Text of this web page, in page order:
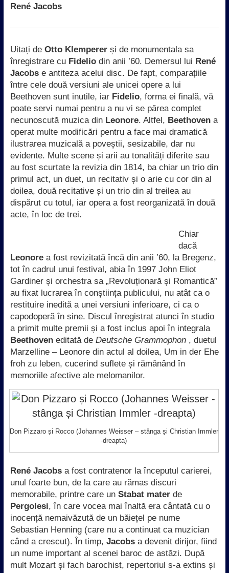
René Jacobs
Uitați deOtto Klempererși de monumentala sa
înregistrare cu Fideliodin anii ’60. Demersul lui René
Jacobse antiteza acelui disc. De fapt, comparațiile
între cele două versiuni ale unicei opere a lui
Beethoven sunt inutile, iar Fidelio, forma ei finală, vă
poate servi numai pentru a nu vi se părea complet
necunoscută muzica din Leonore. Altfel, Beethovena
operat multe modificări pentru a face mai dramatică
ilustrarea muzicală a poveștii, sesizabile, dar nu
evidente. Multe scene și arii au tonalități diferite sau
au fost scurtate la revizia din 1814, ba chiar un trio din
primul act, un duet, un recitativ și o arie cu cor din al
doilea, două recitative și un trio din al treilea au
dispărut cu totul, iar opera a fost reorganizată în două
acte, în loc de trei.
Chiar
dacă
Leonorea fost revizitată încă din anii ’60, la Bregenz,
tot în cadrul unui festival, abia în 1997 John Eliot
Gardiner și orchestra sa „Revoluționară și Romantică”
au fixat lucrarea în conștiința publicului, nu atât ca o
restituire inedită a unei versiuni inferioare, ci ca o
capodoperă în sine. Discul înregistrat atunci în studio
a primit multe premii și a fost inclus apoi în integrala
Beethoveneditată de Deutsche Grammophon, duetul
Marzelline – Leonore din actul al doilea, Um in der Ehe
froh zu leben, cucerind suflete și rămânând în
memoriile afective ale melomanilor.
Don Pizzaro și Rocco (Johannes Weisser – stânga și Christian Immler
-dreapta)
René Jacobsa fost contratenor la începutul carierei,
unul foarte bun, de la care au rămas discuri
memorabile, printre care un Stabat materde
Pergolesi, în care vocea mai înaltă era cântată cu o
inocență nemaivăzută de un băiețel pe nume
Sebastian Henning (care nu a continuat ca muzician
când a crescut). În timp, Jacobsa devenit dirijor, fiind
un nume important al scenei baroc de astăzi. După
mult Mozart și fach barochist, repertoriul s-a extins și